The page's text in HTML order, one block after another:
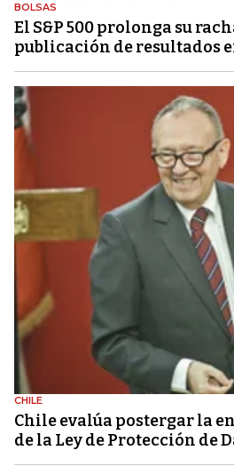
BOLSAS
El S&P 500 prolonga su
publicación de resultados
CHILE
Chile evalúa postergar la
de la Ley de Protección de